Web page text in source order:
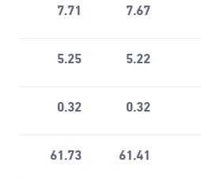
7.67
7.71
5.22
5.25
0.32
0.32
61.41
61.73